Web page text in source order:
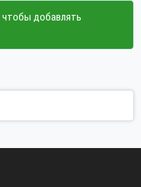
чтобы добавлять